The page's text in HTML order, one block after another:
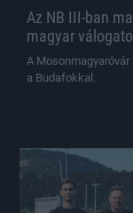
Az NB III-ban
magyar
A
a Budafokkal.